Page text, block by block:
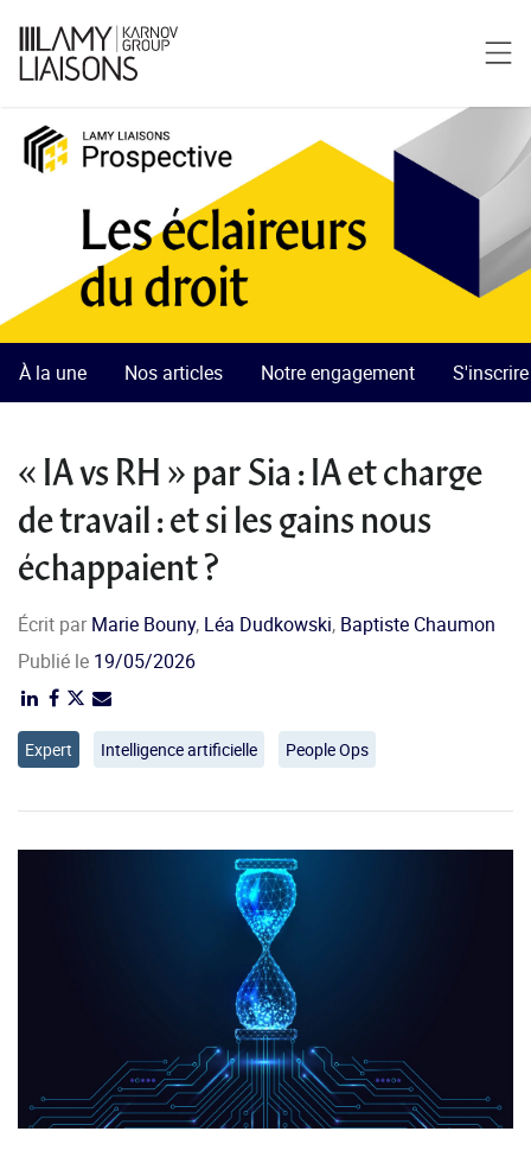
À la une Nos articles Notre engagement
« IA vs RH » par Sia : IA et charge
de travail : et si les gains nous
échappaient ?
Écrit parMarie Bouny, Léa Dudkowski, Baptiste Chaumon
Publié le 19/05/2026
Expert Intelligence artificielle People Ops